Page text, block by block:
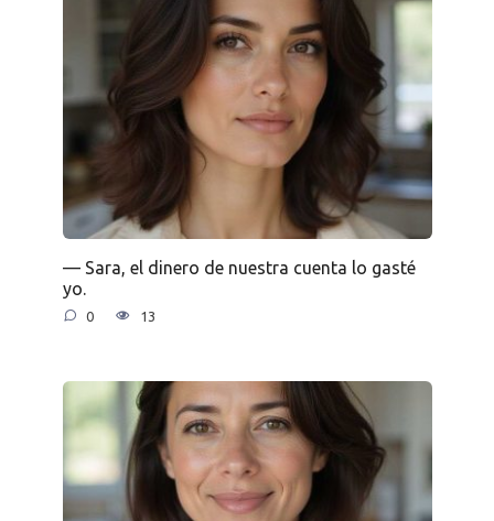
— Sara, el dinero de nuestra cuenta lo gasté
yo.
0 13